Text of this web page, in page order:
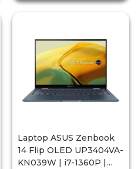
3.2K OLED | Win11
Laptop ASUS Zenbook
14 Flip OLED UP3404VA-
KN039W | i7-1360P |